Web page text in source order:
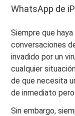
WhatsApp de
Siempre que
conversaciones
invadido por un
cualquier
de que necesita
de inmediato
Sin embargo,